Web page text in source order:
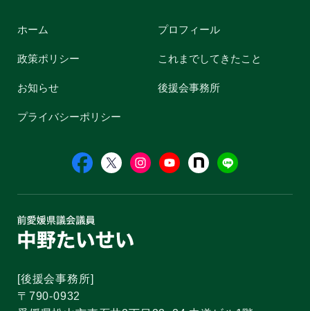
ホーム プロフィール
政策ポリシー これまでしてきたこと
お知らせ 後援会事務所
プライバシーポリシー
[後援会事務所]
〒790-0932